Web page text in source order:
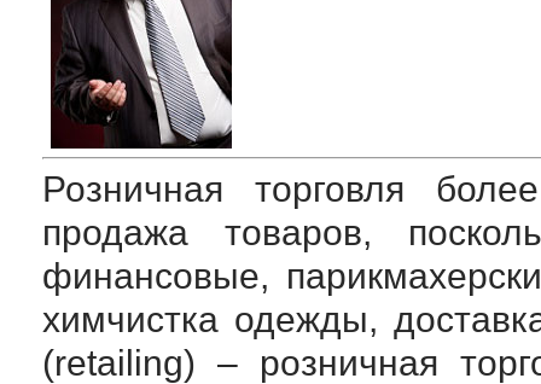
Розничная торговля
продажа товаров,
финансовые,
химчистка одежды,
(retailing) – розничная